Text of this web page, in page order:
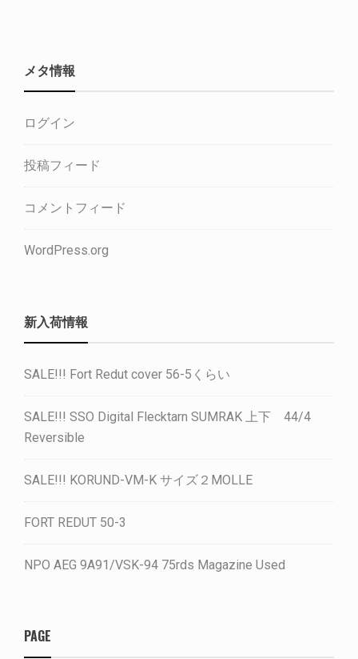
メタ情報
ログイン
投稿フィード
コメントフィード
WordPress.org
新入荷情報
SALE!!! Fort Redut cover 56-5くらい
SALE!!! SSO Digital Flecktarn SUMRAK 上下 44/4
Reversible
SALE!!! KORUND-VM-K サイズ２MOLLE
FORT REDUT 50-3
NPO AEG 9A91/VSK-94 75rds Magazine Used
PAGE